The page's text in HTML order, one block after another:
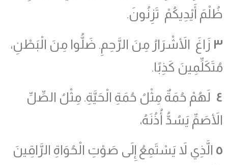
ظُلْمَ أَيْدِيكُمْ تَزِنُونَ.
٣ زَاغَ الأَشْرَارُ مِنَ الرَّحِمِ. ضَلُّوا مِنَ الْبَطْنِ،
مُتَكَلِّمِينَ كَذِبًا.
٤ لَهُمْ حُمَةٌ مِثْلُ حُمَةِ الْحَيَّةِ. مِثْلُ الصِّلِّ
الأَصَمِّ يَسُدُّ أُذُنَهُ،
٥ الَّذِي لاَ يَسْتَمِعُ إِلَى صَوْتِ الْحُوَاةِ الرَّاقِينَ